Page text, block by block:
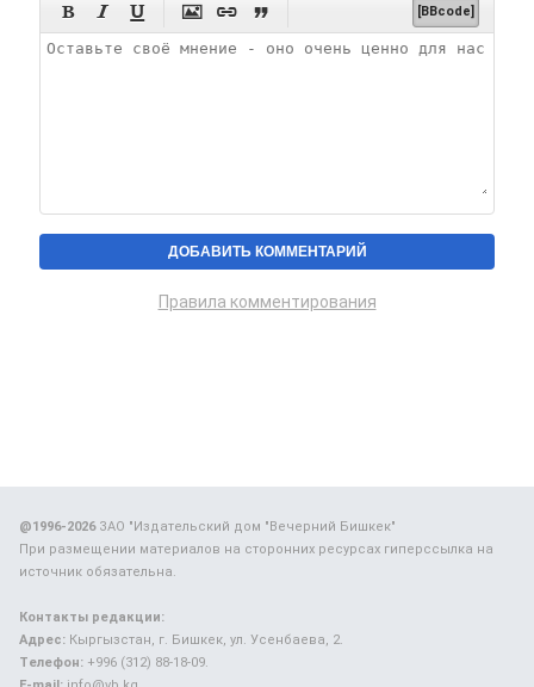
      [BBcode]
Правила комментирования
@1996-2026ЗАО "Издательский дом "Вечерний Бишкек"
При размещении материалов на сторонних ресурсах гиперссылка на
источник обязательна.
Контакты редакции:
Адрес: Кыргызстан, г. Бишкек, ул. Усенбаева, 2.
Телефон: +996 (312) 88-18-09.